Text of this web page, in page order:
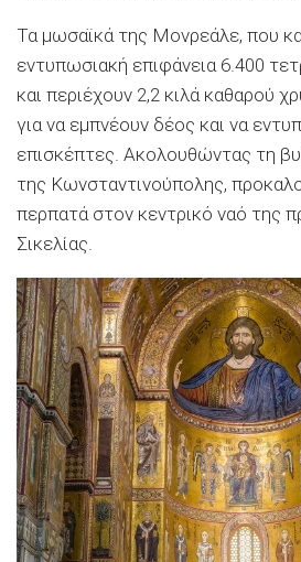
Τα μωσαϊκά της Μονρεάλε, που
εντυπωσιακή επιφάνεια 6.400
και περιέχουν 2,2 κιλά καθαρού
για να εμπνέουν δέος και να
επισκέπτες. Ακολουθώντας τη
της Κωνσταντινούπολης,
περπατά στον κεντρικό ναό της
Σικελίας.